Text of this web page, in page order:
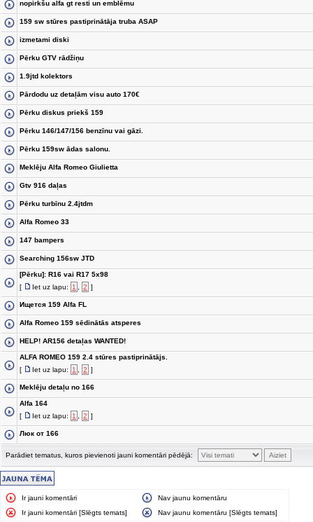
nopirkšu alfa gt resti un emblēmu
159 sw stūres pastiprinātāja truba ASAP
izmetami diski
Pērku GTV rādžiņu
1.9jtd kolektors
Pārdodu uz detaļām visu auto 170€
Pērku diskus priekš 159
Pērku 146/147/156 benzīnu vai gāzi.
Pērku 159sw ādas salonu.
Meklēju Alfa Romeo Giulietta
Gtv 916 daļas
Pērku turbīnu 2.4jtdm
Alfa Romeo 33
147 bampers
Searching 156sw JTD
[Pērku]: R16 vai R17 5x98
[
Iet uz lapu: 1 2 ]
Ищется 159 Alfa FL
Alfa Romeo 159 sēdinātās atsperes
HELP! AR156 detaļas WANTED!
ALFA ROMEO 159 2.4 stūres pastiprinātājs.
[
Iet uz lapu: 1 2 ]
Meklēju detaļu no 166
Alfa 164
[
Iet uz lapu: 1 2 ]
Люк от 166
Parādiet tematus, kuros pievienoti jauni komentāri pēdējā:
Ir jauni komentāri
Nav jaunu komentāru
Ir jauni komentāri [Slēgts temats]
Nav jaunu komentāru [Slēgts temats]